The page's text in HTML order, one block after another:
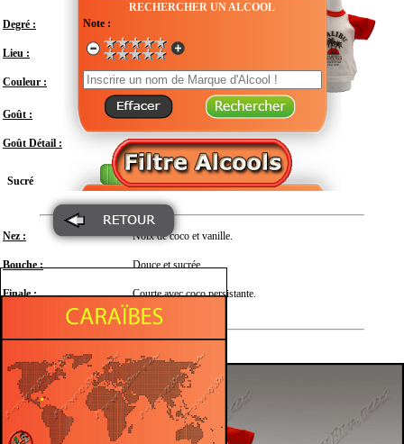
RECHERCHER UN ALCOOL
Note :
Degré :
Lieu : États-Unis - Caraïbes - Île de la Barbade
Couleur : Transparent
Goût : Doux
Goût Détail :
Sucré
Nez : Noix de coco et vanille.
Bouche : Douce et sucrée.
Finale : Courte avec coco persistante.